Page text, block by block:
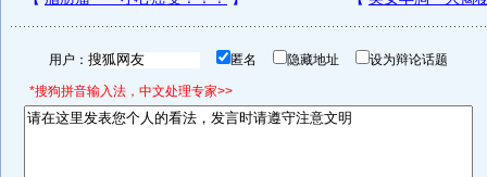
用户： 匿名 隐藏地址 设为辩论话题
*搜狗拼音输入法，中文处理专家>>